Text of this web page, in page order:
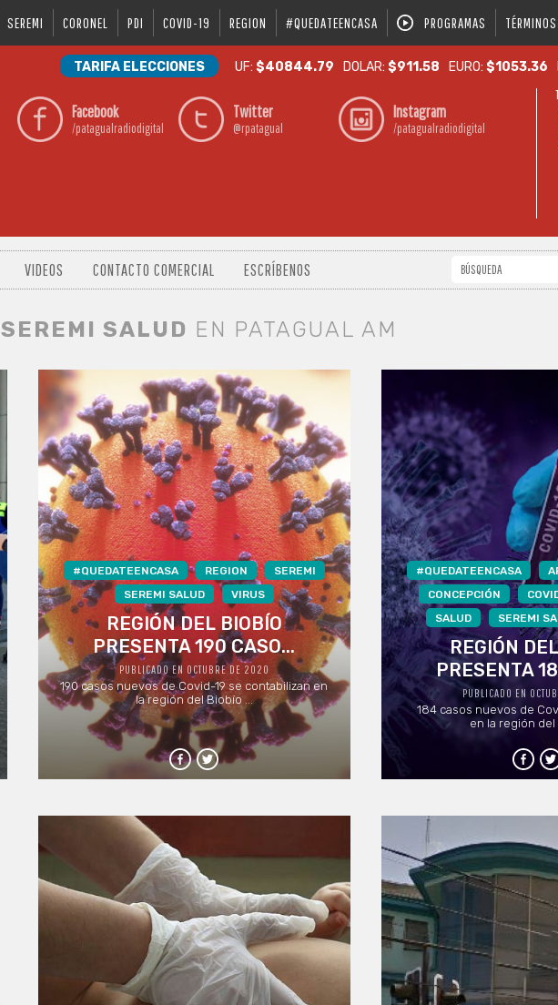
SEREMI CORONEL PDI COVID-19 REGION #QUEDATEENCASA PROGRAMAS
TARIFA ELECCIONES UF:$40844.79 DOLAR:$911.58 EURO:$1053.36
Facebook
/patagualradiodigital
Twitter
@rpatagual
Instagram
/patagualradiodigital
VIDEOS CONTACTO COMERCIAL ESCRÍBENOS
SEREMI SALUD EN PATAGUAL AM
#QUEDATEENCASA REGION
SEREMI
SEREMI SALUD
VIRUS
REGIÓN DEL BIOBÍO
PRESENTA 190 CASO...
PUBLICADO EN OCTUBRE DE 2020
190 casos nuevos de Covid-19 se contabilizan en
la región del Biobío ...
#QUEDATEENCASA
CONCEPCIÓN
SALUD
SEREMI
REGIÓN
PRESENTA
PUBLICADO EN
184 casos nuevos de
en la región del